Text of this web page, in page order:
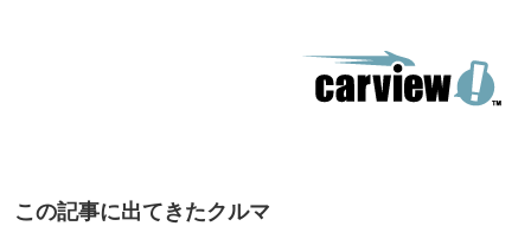
この記事に出てきたクルマ